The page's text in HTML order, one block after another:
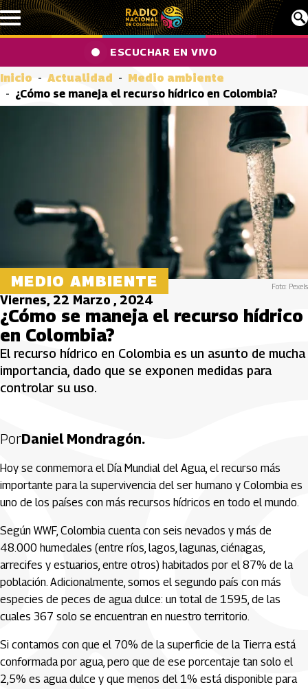
Pasar al contenido principal
ESCUCHAR EN VIVO
Inicio Actualidad
Medio ambiente
¿Cómo se maneja el recurso hídrico en Colombia?
MEDIO AMBIENTE Foto: Pexels
Viernes, 22 Marzo , 2024
¿Cómo se maneja el recurso hídrico
en Colombia?
El recurso hídrico en Colombia es un asunto de mucha
importancia, dado que se exponen medidas para
controlar su uso.
PorDaniel Mondragón.
Hoy se conmemora el Día Mundial del Agua, el recurso más
importante para la supervivencia del ser humano y Colombia es
uno de los países con más recursos hídricos en todo el mundo.
Según WWF, Colombia cuenta con seis nevados y más de
48.000 humedales (entre ríos, lagos, lagunas, ciénagas,
arrecifes y estuarios, entre otros) habitados por el 87% de la
población. Adicionalmente, somos el segundo país con más
especies de peces de agua dulce: un total de 1595, de las
cuales 367 solo se encuentran en nuestro territorio.
Si contamos con que el 70% de la superficie de la Tierra está
conformada por agua, pero que de ese porcentaje tan solo el
2,5% es agua dulce y que menos del 1% está disponible para